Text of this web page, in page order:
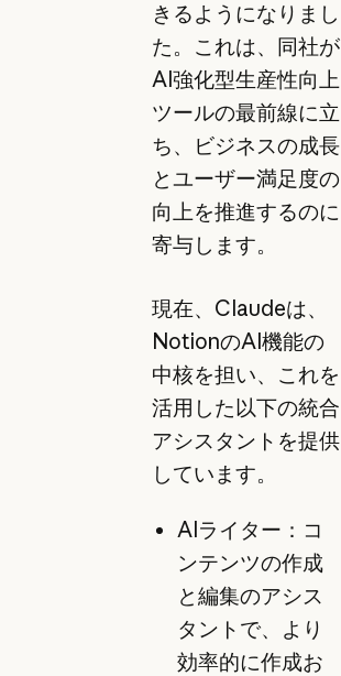
きるようになりまし
た。これは、同社が
AI強化型生産性向上
ツールの最前線に立
ち、ビジネスの成長
とユーザー満足度の
向上を推進するのに
寄与します。
現在、Claudeは、
NotionのAI機能の
中核を担い、これを
活用した以下の統合
アシスタントを提供
しています。
AIライター：コ
ンテンツの作成
と編集のアシス
タントで、より
効率的に作成お